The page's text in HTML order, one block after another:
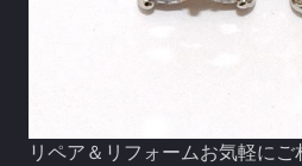
リペア＆リフォームお気軽にご